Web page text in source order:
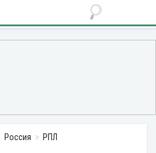
Россия РПЛ